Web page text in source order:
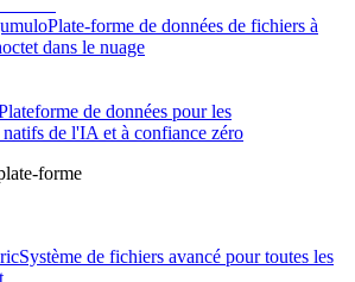
Plate-forme de données de fichiers à
dans le nuage
de données pour les
de l'IA et à confiance zéro
forme
Système de fichiers avancé pour toutes les